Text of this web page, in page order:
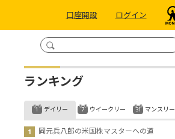
口座開設 ログイン
ランキング
デイリー
岡元兵八郎の米国株マスターへの道
ウイークリー マンスリー